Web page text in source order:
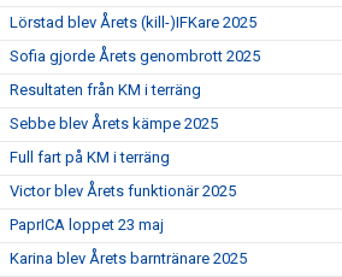
Lörstad blev Årets (kill-)IFKare 2025
Sofia gjorde Årets genombrott 2025
Resultaten från KM i terräng
Sebbe blev Årets kämpe 2025
Full fart på KM i terräng
Victor blev Årets funktionär 2025
PaprICA loppet 23 maj
Karina blev Årets barntränare 2025